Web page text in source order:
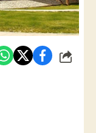
شارك